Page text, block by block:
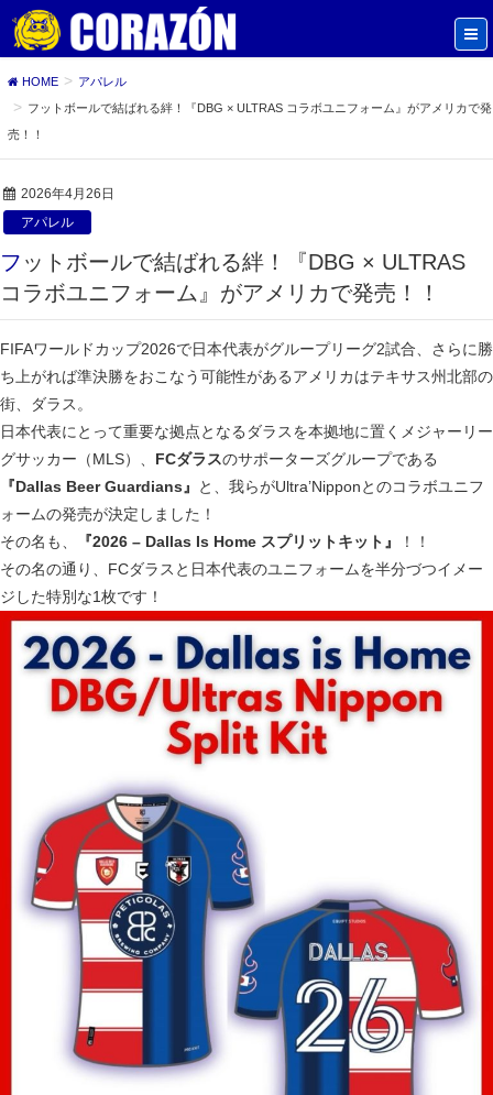
HOME
アパレル
フットボールで結ばれる絆！『DBG × ULTRAS コラボユニフォーム』がアメリカで発
売！！
2026年4月26日
アパレル
フットボールで結ばれる絆！『DBG × ULTRAS
コラボユニフォーム』がアメリカで発売！！
FIFAワールドカップ2026で日本代表がグループリーグ2試合、さらに勝
ち上がれば準決勝をおこなう可能性があるアメリカはテキサス州北部の
街、ダラス。
日本代表にとって重要な拠点となるダラスを本拠地に置くメジャーリー
グサッカー（MLS）、 FCダラスのサポーターズグループである
『Dallas Beer Guardians』
と、我らがUltra’Nipponとのコラボユニフ
ォームの発売が決定しました！
その名も、
『2026 – Dallas Is Home スプリットキット』
！！
その名の通り、FCダラスと日本代表のユニフォームを半分づつイメー
ジした特別な1枚です！